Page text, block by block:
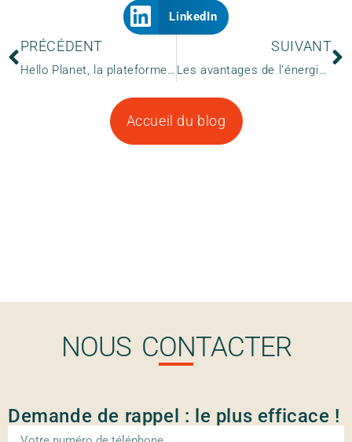
LinkedIn
PRÉCÉDENT
Hello Planet, la plateforme qui soutient des projets d’ONG
SUIVANT
Les avantages de l’énergie Solaire
Accueil du blog
NOUS CONTACTER
Demande de rappel : le plus efficace !